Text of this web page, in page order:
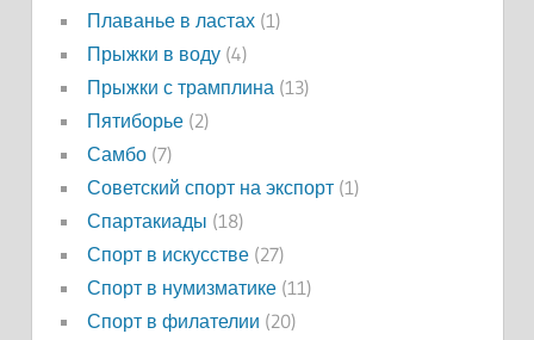
Плаванье в ластах(1)
Прыжки в воду(4)
Прыжки с трамплина (13)
Пятиборье(2)
Самбо(7)
Советский спорт на экспорт(1)
Спартакиады (18)
Спорт в искусстве(27)
Спорт в нумизматике(11)
Спорт в филателии (20)